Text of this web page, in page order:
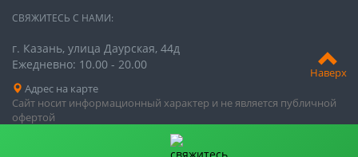
Наверх
СВЯЖИТЕСЬ С НАМИ:
г. Казань, ​улица ​Даурская, 44д
Ежедневно: 10.00 - 20.00
Адрес на карте
Сайт носит информационный характер и не является публичной
офертой